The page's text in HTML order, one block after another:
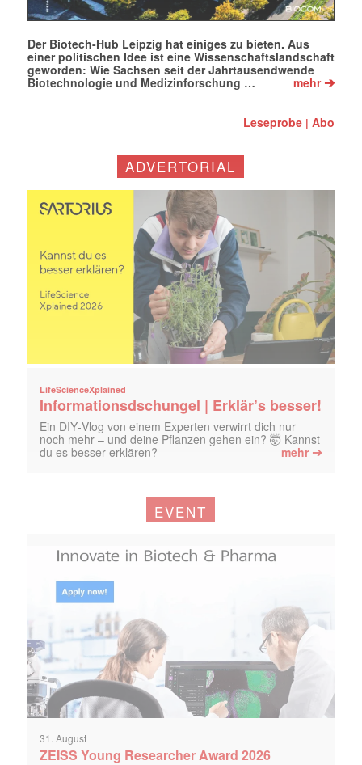
Der Biotech-Hub Leipzig hat einiges zu bieten. Aus
einer politischen Idee ist eine Wissenschaftslandschaft
geworden: Wie Sachsen seit der Jahrtausendwende
Biotechnologie und Medizinforschung …
mehr➔
Leseprobe |Abo
ADVERTORIAL
LifeScienceXplained
Informationsdschungel | Erklär’s besser!
Ein DIY‑Vlog von einem Experten verwirrt dich nur
noch mehr – und deine Pflanzen gehen ein? 🤯 Kannst
du es besser erklären?
mehr ➔
EVENT
31. August
ZEISS Young Researcher Award 2026